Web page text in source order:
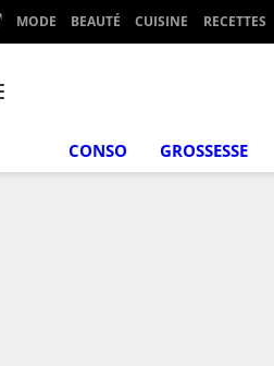
MODE BEAUTÉ CUISINE RECETTES
CONSO GROSSESSE